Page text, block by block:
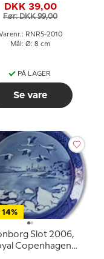
DKK 39,00
Før: DKK 99,00
Varenr.: RNR5-2010
Mål: Ø: 8 cm
PÅ LAGER
Se vare
14%
Slot 2006,
Copenhagen